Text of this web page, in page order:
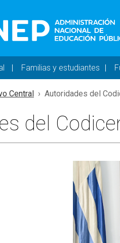
principal
Familias y estudiantes
Central Autoridades del
del